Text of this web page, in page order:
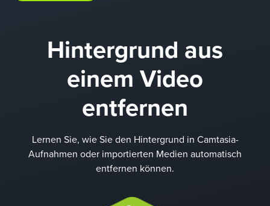
Hintergrund aus
einem Video
entfernen
Lernen Sie, wie Sie den Hintergrund in Camtasia-
Aufnahmen oder importierten Medien automatisch
entfernen können.